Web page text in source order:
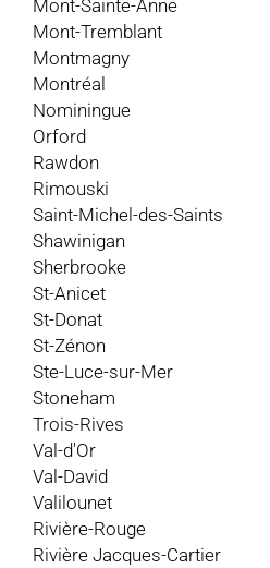
Mont-Sainte-Anne
Mont-Tremblant
Montmagny
Montréal
Nominingue
Orford
Rawdon
Rimouski
Saint-Michel-des-Saints
Shawinigan
Sherbrooke
St-Anicet
St-Donat
St-Zénon
Ste-Luce-sur-Mer
Stoneham
Trois-Rives
Val-d'Or
Val-David
Valilounet
Rivière-Rouge
Rivière Jacques-Cartier